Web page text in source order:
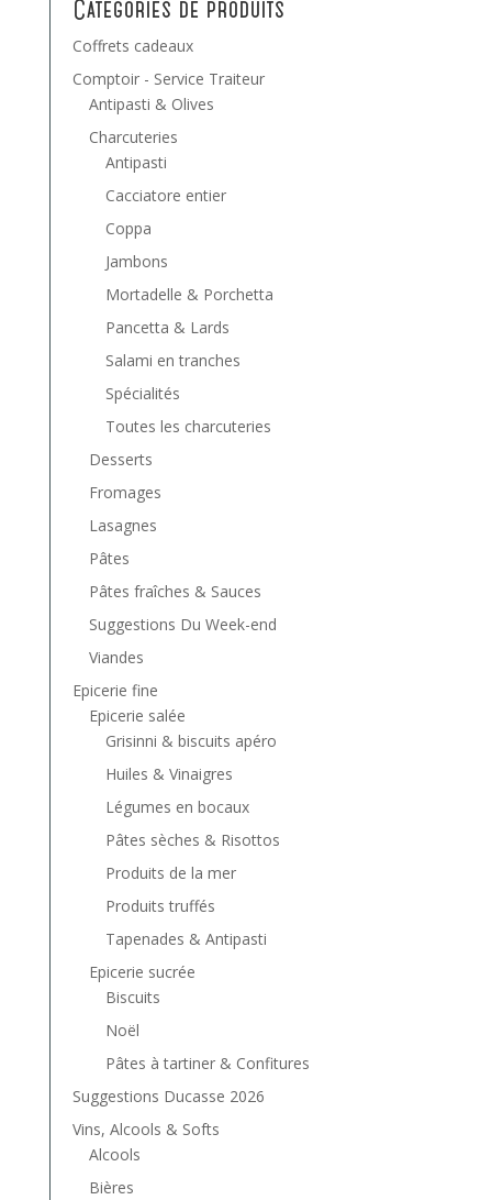
Catégories de produits
Coffrets cadeaux
Comptoir - Service Traiteur
Antipasti & Olives
Charcuteries
Antipasti
Cacciatore entier
Coppa
Jambons
Mortadelle & Porchetta
Pancetta & Lards
Salami en tranches
Spécialités
Toutes les charcuteries
Desserts
Fromages
Lasagnes
Pâtes
Pâtes fraîches & Sauces
Suggestions Du Week-end
Viandes
Epicerie fine
Epicerie salée
Grisinni & biscuits apéro
Huiles & Vinaigres
Légumes en bocaux
Pâtes sèches & Risottos
Produits de la mer
Produits truffés
Tapenades & Antipasti
Epicerie sucrée
Biscuits
Noël
Pâtes à tartiner & Confitures
Suggestions Ducasse 2026
Vins, Alcools & Softs
Alcools
Bières